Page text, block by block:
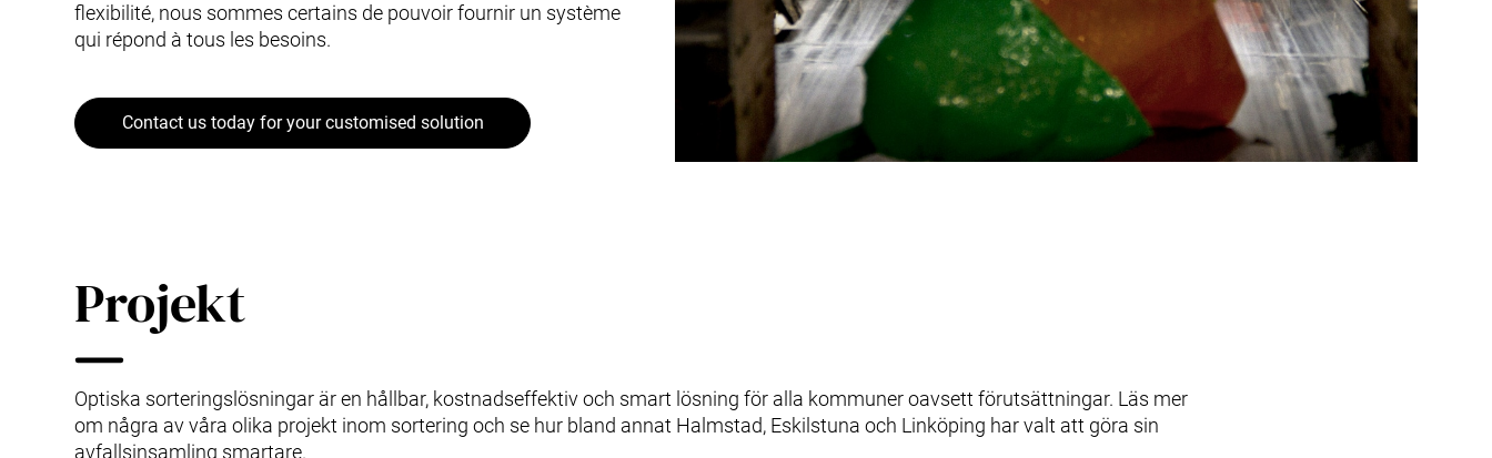
flexibilité, nous sommes certains de pouvoir fournir un système
qui répond à tous les besoins.
Contact us today for your customised solution
Projekt
Optiska sorteringslösningar är en hållbar, kostnadseffektiv och smart lösning för alla kommuner oavsett förutsättningar. Läs mer
om några av våra olika projekt inom sortering och se hur bland annat Halmstad, Eskilstuna och Linköping har valt att göra sin
avfallsinsamling smartare.